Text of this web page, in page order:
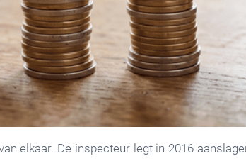
elkaar. De inspecteur legt in 2016